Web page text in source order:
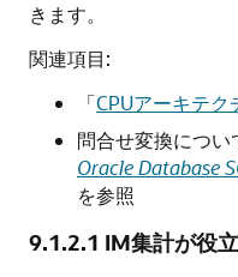
きます。
関連項目:
「CPUアーキテク
問合せ変換につい
Oracle Database
を参照
9.1.2.1 IM集計が役